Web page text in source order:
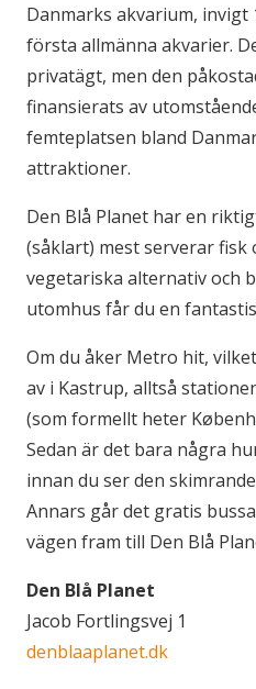
Danmarks akvarium, invigt
första allmänna akvarier.
privatägt, men den
finansierats av
femteplatsen bland
attraktioner.
Den Blå Planet har en
(såklart) mest serverar fisk
vegetariska alternativ och
utomhus får du en
Om du åker Metro hit,
av i Kastrup, alltså
(som formellt heter
Sedan är det bara några
innan du ser den
Annars går det gratis
vägen fram till Den Blå
Den Blå Planet
Jacob Fortlingsvej 1
denblaaplanet.dk